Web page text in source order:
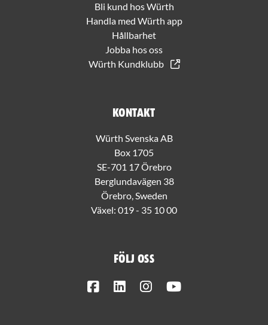
Bli kund hos Würth
Handla med Würth app
Hållbarhet
Jobba hos oss
Würth Kundklubb
Kontakt
Würth Svenska AB
Box 1705
SE-701 17 Örebro
Berglundavägen 38
Örebro, Sweden
Växel: 019 - 35 10 00
Följ oss
FacebookLinkedInInstagram